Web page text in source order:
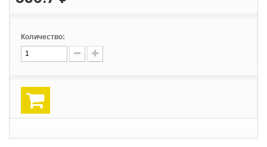
Количество: